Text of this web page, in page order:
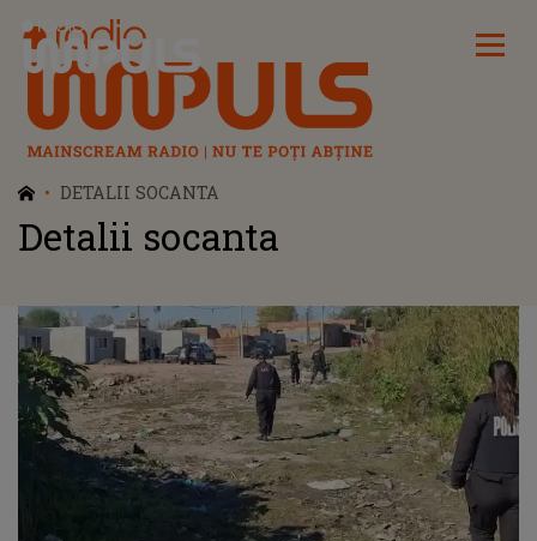
Radio Impuls
DETALII SOCANTA
Detalii socanta